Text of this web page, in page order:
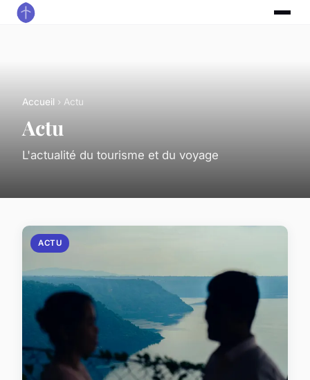
Accueil › Actu
Actu
L'actualité du tourisme et du voyage
ACTU